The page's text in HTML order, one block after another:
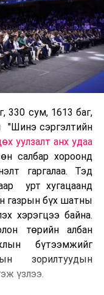
330 сум, 1613 баг,
"Шинэ сэргэлтийн
уулзалт анх удаа
салбар хороонд
гаргалаа. Тэд
урт хугацаанд
газрын бүх шатны
хэрэгцээ байна.
төрийн албан
бүтээмжийг
зорилтуудын
үзлээ.